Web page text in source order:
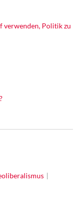
verwenden, Politik zu